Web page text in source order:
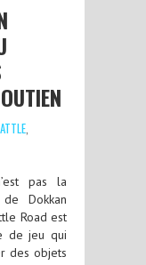
pas la
Dokkan
Road est
de jeu qui
des objets